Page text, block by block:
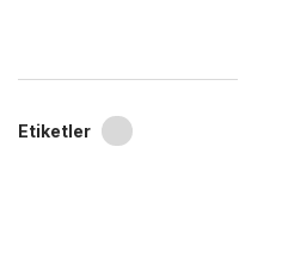
Etiketler